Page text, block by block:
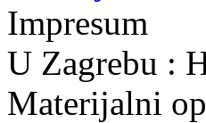
Impresum
U Zagrebu :
Materijalni